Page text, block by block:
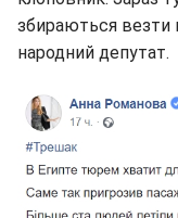
збираються везти
народний депутат.